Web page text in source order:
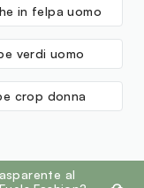
in felpa uomo
verdi uomo
crop donna
al